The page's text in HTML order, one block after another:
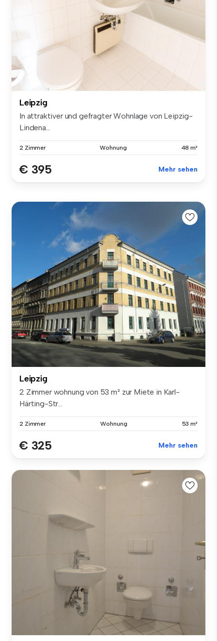
Leipzig
In attraktiver und gefragter Wohnlage von Leipzig-
Lindena...
2 Zimmer Wohnung 48 m²
€ 395 Mehr sehen
Leipzig
2 Zimmer wohnung von 53 m² zur Miete in Karl-
Härting-Str...
2 Zimmer Wohnung 53 m²
€ 325 Mehr sehen